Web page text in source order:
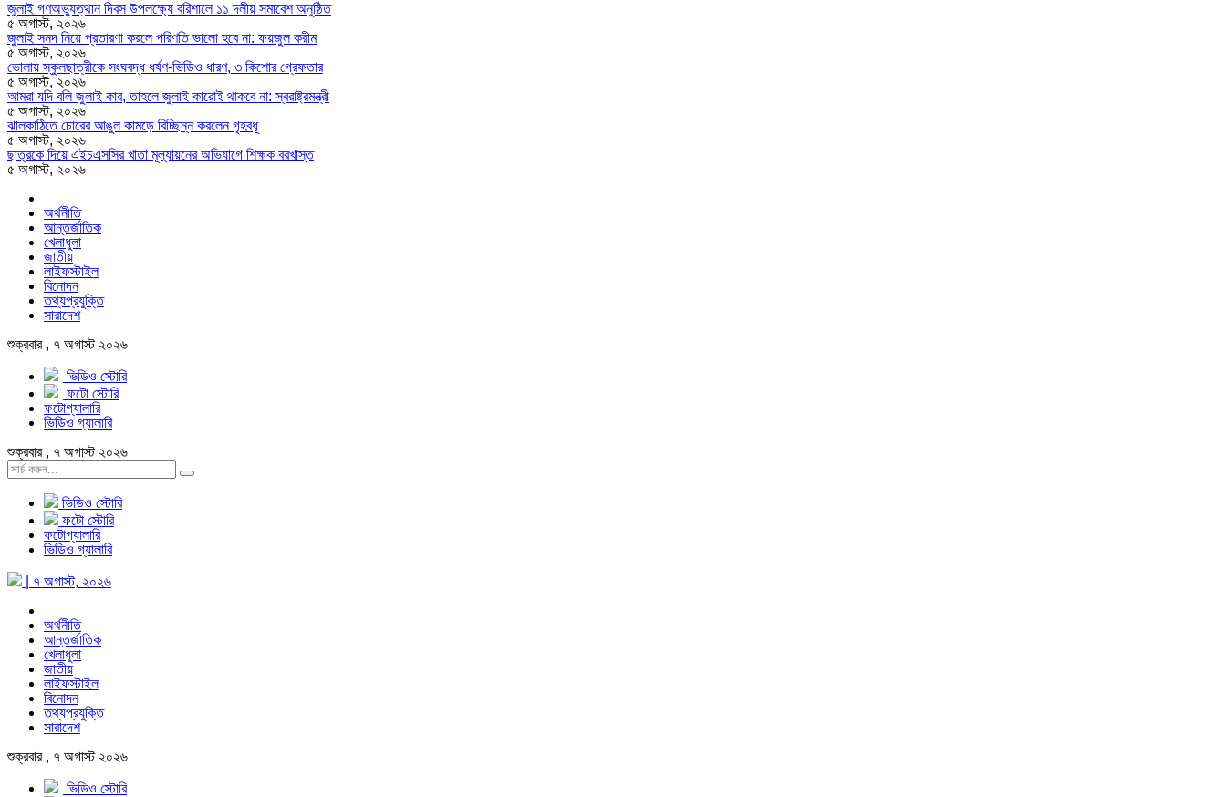
জুলাই গণঅভ্যুত্থান দিবস উপলক্ষ্যে বরিশালে ১১ দলীয় সমাবেশ অনুষ্ঠিত
৫ অগাস্ট, ২০২৬
জুলাই সনদ নিয়ে প্রতারণা করলে পরিণতি ভালো হবে না: ফয়জুল করীম
৫ অগাস্ট, ২০২৬
ভোলায় স্কুলছাত্রীকে সংঘবদ্ধ ধর্ষণ-ভিডিও ধারণ, ৩ কিশোর গ্রেফতার
৫ অগাস্ট, ২০২৬
আমরা যদি বলি জুলাই কার, তাহলে জুলাই কারোই থাকবে না: স্বরাষ্ট্রমন্ত্রী
৫ অগাস্ট, ২০২৬
ঝালকাঠিতে চোরের আঙুল কামড়ে বিচ্ছিন্ন করলেন গৃহবধূ
৫ অগাস্ট, ২০২৬
ছাত্রকে দিয়ে এইচএসসির খাতা মূল্যায়নের অভিযাগে শিক্ষক বরখাস্ত
৫ অগাস্ট, ২০২৬
অর্থনীতি
আন্তর্জাতিক
খেলাধুলা
জাতীয়
লাইফস্টাইল
বিনোদন
তথ্যপ্রযুক্তি
সারাদেশ
শুক্রবার , ৭ অগাস্ট ২০২৬
ভিডিও স্টোরি
ফটো স্টোরি
ফটোগ্যালারি
ভিডিও গ্যালারি
শুক্রবার , ৭ অগাস্ট ২০২৬
ভিডিও স্টোরি
ফটো স্টোরি
ফটোগ্যালারি
ভিডিও গ্যালারি
| ৭ অগাস্ট, ২০২৬
অর্থনীতি
আন্তর্জাতিক
খেলাধুলা
জাতীয়
লাইফস্টাইল
বিনোদন
তথ্যপ্রযুক্তি
সারাদেশ
শুক্রবার , ৭ অগাস্ট ২০২৬
ভিডিও স্টোরি